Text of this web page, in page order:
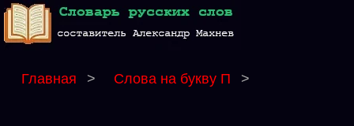
Главная > Слова на букву П >